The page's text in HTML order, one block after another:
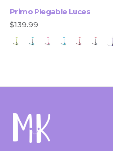
Primo Plegable Luces
$139.99